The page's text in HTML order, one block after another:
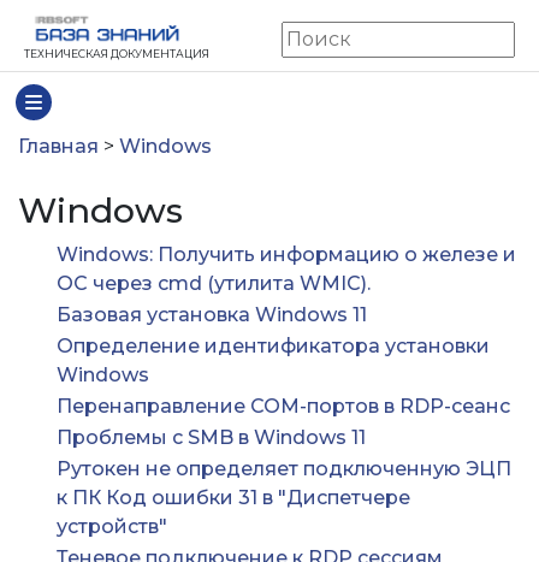
ТЕХНИЧЕСКАЯ ДОКУМЕНТАЦИЯ
Главная > Windows
Windows
Windows: Получить информацию о железе и
ОС через cmd (утилита WMIC).
Базовая установка Windows 11
Определение идентификатора установки
Windows
Перенаправление COM-портов в RDP-сеанс
Проблемы с SMB в Windows 11
Рутокен не определяет подключенную ЭЦП
к ПК Код ошибки 31 в "Диспетчере
устройств"